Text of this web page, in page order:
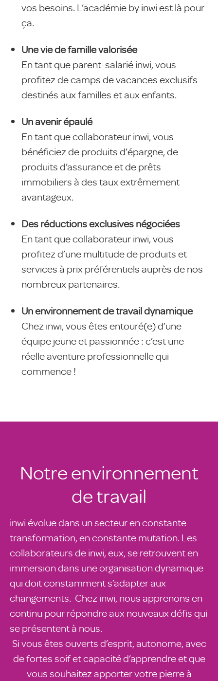
vos besoins. L’académie by inwi est là pour
ça.
Une vie de famille valorisée
En tant que parent-salarié inwi, vous
profitez de camps de vacances exclusifs
destinés aux familles et aux enfants.
Un avenir épaulé
En tant que collaborateur inwi, vous
bénéficiez de produits d’épargne, de
produits d’assurance et de prêts
immobiliers à des taux extrêmement
avantageux.
Des réductions exclusives négociées
En tant que collaborateur inwi, vous
profitez d’une multitude de produits et
services à prix préférentiels auprès de nos
nombreux partenaires.
Un environnement de travail dynamique
Chez inwi, vous êtes entouré(e) d’une
équipe jeune et passionnée : c’est une
réelle aventure professionnelle qui
commence !
Notre environnement
de travail
inwi évolue dans un secteur en constante
transformation, en constante mutation. Les
collaborateurs de inwi, eux, se retrouvent en
immersion dans une organisation dynamique
qui doit constamment s’adapter aux
changements. Chez inwi, nous apprenons en
continu pour répondre aux nouveaux défis qui
se présentent à nous.
Si vous êtes ouverts d’esprit, autonome, avec
de fortes soif et capacité d’apprendre et que
vous souhaitez apporter votre pierre à